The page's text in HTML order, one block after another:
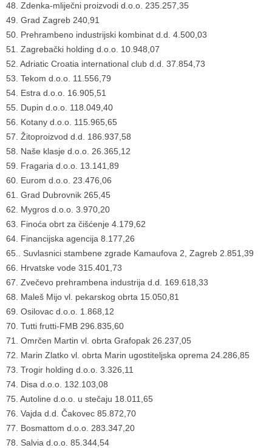
48. Zdenka-mliječni proizvodi d.o.o. 235.257,35
49. Grad Zagreb 240,91
50. Prehrambeno industrijski kombinat d.d. 4.500,03
51. Zagrebački holding d.o.o. 10.948,07
52. Adriatic Croatia international club d.d. 37.854,73
53. Tekom d.o.o. 11.556,79
54. Estra d.o.o. 16.905,51
55. Dupin d.o.o. 118.049,40
56. Kotany d.o.o. 115.965,65
57. Žitoproizvod d.d. 186.937,58
58. Naše klasje d.o.o. 26.365,12
59. Fragaria d.o.o. 13.141,89
60. Eurom d.o.o. 23.476,06
61. Grad Dubrovnik 265,45
62. Mygros d.o.o. 3.970,20
63. Finoća obrt za čišćenje 4.179,62
64. Financijska agencija 8.177,26
65.. Suvlasnici stambene zgrade Kamaufova 2, Zagreb 2.851,39
66. Hrvatske vode 315.401,73
67. Zvečevo prehrambena industrija d.d. 169.618,33
68. Maleš Mijo vl. pekarskog obrta 15.050,81
69. Osilovac d.o.o. 1.868,12
70. Tutti frutti-FMB 296.835,60
71. Omrčen Martin vl. obrta Grafopak 26.237,05
72. Marin Zlatko vl. obrta Marin ugostiteljska oprema 24.286,85
73. Trogir holding d.o.o. 3.326,11
74. Disa d.o.o. 132.103,08
75. Autoline d.o.o. u stečaju 18.011,65
76. Vajda d.d. Čakovec 85.872,70
77. Bosmattom d.o.o. 283.347,20
78. Salvia d.o.o. 85.344,54